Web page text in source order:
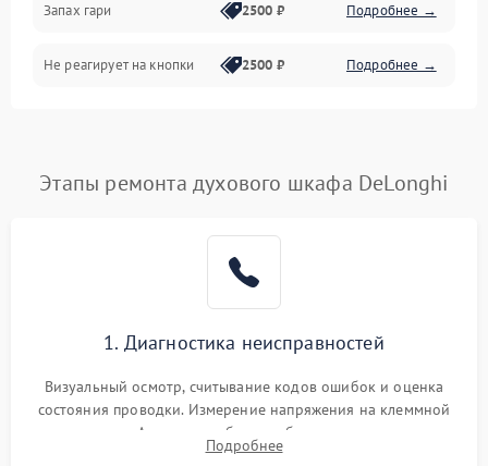
Запах гари 2500 ₽ Подробнее →
Не реагирует на кнопки 2500 ₽ Подробнее →
Этапы ремонта духового шкафа DeLonghi
1. Диагностика неисправностей
Визуальный осмотр, считывание кодов ошибок и оценка
состояния проводки. Измерение напряжения на клеммной
колодке. Анализ жалоб на проблемы с нагревом,
конвекцией, панелью управления или блокировкой дверцы.
Подробнее